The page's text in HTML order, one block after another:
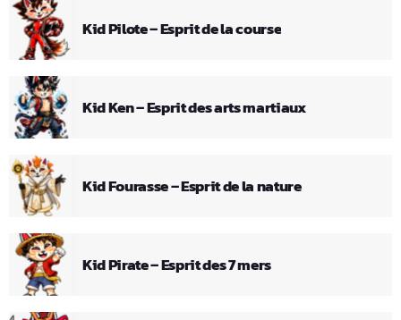
Kid Pilote – Esprit de la course
Kid Ken – Esprit des arts martiaux
Kid Fourasse – Esprit de la nature
Kid Pirate – Esprit des 7 mers